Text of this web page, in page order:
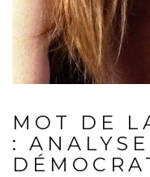
MOT DE
: ANALYSE